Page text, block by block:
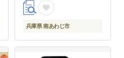
兵庫県 南あわじ市